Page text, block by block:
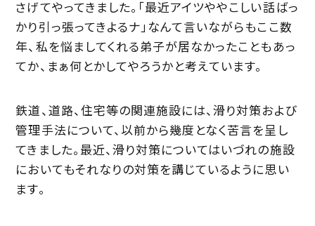
さげてやってきました。「最近アイツややこしい話ばっ
かり引っ張ってきよるナ」なんて言いながらもここ数
年、私を悩ましてくれる弟子が居なかったこともあっ
てか、まぁ何とかしてやろうかと考えています。
鉄道、道路、住宅等の関連施設には、滑り対策および
管理手法について、以前から幾度となく苦言を呈し
てきました。最近、滑り対策についてはいづれの施設
においてもそれなりの対策を講じているように思い
ます。